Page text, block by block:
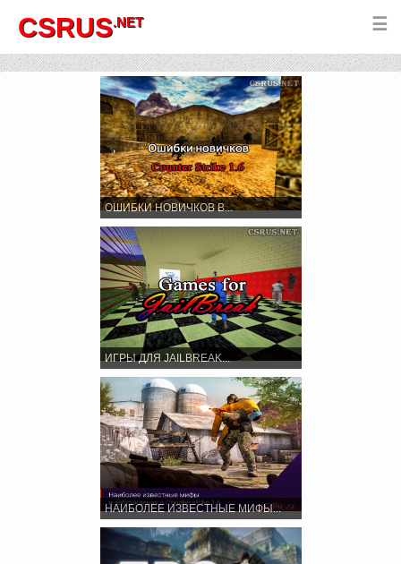
CSRUS.NET ☰
ОШИБКИ НОВИЧКОВ В...
ИГРЫ ДЛЯ JAILBREAK...
НАИБОЛЕЕ ИЗВЕСТНЫЕ МИФЫ...